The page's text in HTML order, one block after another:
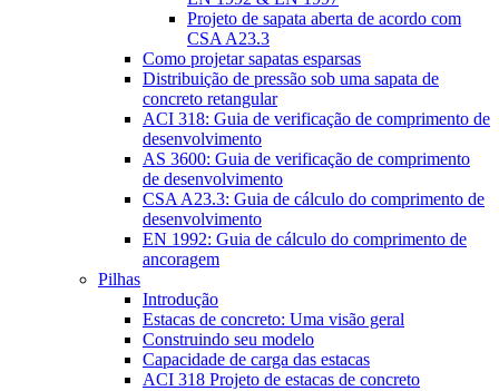
Projeto de sapata aberta de acordo com
CSA A23.3
Como projetar sapatas esparsas
Distribuição de pressão sob uma sapata de
concreto retangular
ACI 318: Guia de verificação de comprimento de
desenvolvimento
AS 3600: Guia de verificação de comprimento
de desenvolvimento
CSA A23.3: Guia de cálculo do comprimento de
desenvolvimento
EN 1992: Guia de cálculo do comprimento de
ancoragem
Pilhas
Introdução
Estacas de concreto: Uma visão geral
Construindo seu modelo
Capacidade de carga das estacas
ACI 318 Projeto de estacas de concreto